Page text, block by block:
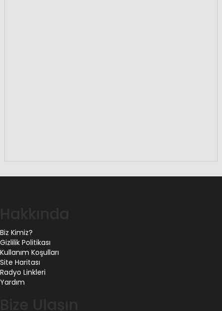
Biz Kimiz?
Gizlilik Politikası
Kullanım Koşulları
Site Haritası
Radyo Linkleri
Yardım